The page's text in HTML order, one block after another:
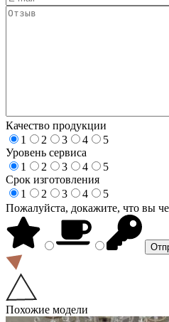
Качество продукции
1
2 3 4
5
Уровень сервиса
1
2 3 4
5
Срок изготовления
1
2 3 4
5
Пожалуйста, докажите, что вы
Похожие модели